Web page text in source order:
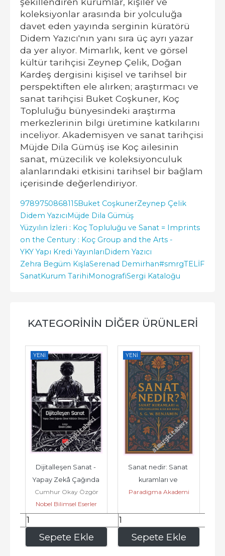
koleksiyonlar arasında bir yolculuğa
davet eden yayında serginin küratörü
Didem Yazıcı'nın yanı sıra üç ayrı yazar
da yer alıyor. Mimarlık, kent ve görsel
kültür tarihçisi Zeynep Çelik, Doğan
Kardeş dergisini kişisel ve tarihsel bir
perspektiften ele alırken; araştırmacı ve
sanat tarihçisi Buket Coşkuner, Koç
Topluluğu bünyesindeki araştırma
merkezlerinin bilgi üretimine katkılarını
inceliyor. Akademisyen ve sanat tarihçisi
Müjde Dila Gümüş ise Koç ailesinin
sanat, müzecilik ve koleksiyonculuk
alanlarındaki etkisini tarihsel bir bağlam
içerisinde değerlendiriyor.
9789750868115Buket CoşkunerZeynep Çelik
Didem YazıcıMüjde Dila Gümüş
Yüzyılın İzleri : Koç Topluluğu ve Sanat = Imprints
on the Century : Koç Group and the Arts -
YKY Yapı Kredi YayınlarıDidem Yazıcı
Zehra Begüm KışlaSerenad Demirhan#smrgTELİF
SanatKurum TarihiMonografiSergi Kataloğu
KATEGORININ DIĞER ÜRÜNLERI
YENI
Sepete Ekle
Dijitalleşen Sanat -
Yapay Zekâ Çağında
Görsel Kültürün
Dönüşümü -...
Cumhur Okay Özgör
Nobel Bilimsel Eserler
176,00
YENI
Sepete Ekle
Sanat nedir: Sanat
kuramları ve
yöntemlerine kısa bir
Paradigma Akademi
246,40